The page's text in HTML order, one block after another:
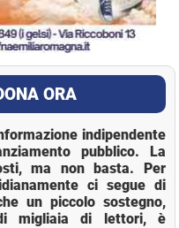
ORA
indipendente
pubblico. La
ma non basta. Per
ci segue di
un piccolo sostegno,
migliaia di lettori, è